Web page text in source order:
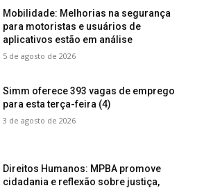
Mobilidade: Melhorias na segurança
para motoristas e usuários de
aplicativos estão em análise
5 de agosto de 2026
Simm oferece 393 vagas de emprego
para esta terça-feira (4)
3 de agosto de 2026
Direitos Humanos: MPBA promove
cidadania e reflexão sobre justiça,